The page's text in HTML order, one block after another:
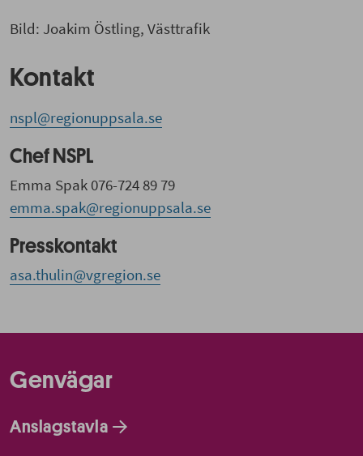
Bild: Joakim Östling, Västtrafik
Kontakt
nspl@regionuppsala.se
Chef NSPL
Emma Spak 076-724 89 79
emma.spak@regionuppsala.se
Presskontakt
asa.thulin@vgregion.se
Genvägar
Anslagstavla